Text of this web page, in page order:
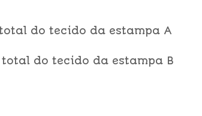
do tecido da estampa A
do tecido da estampa B